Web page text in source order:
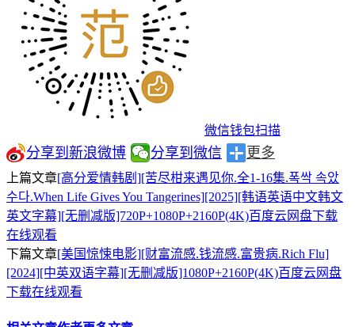
微信钱包扫描
分享到新浪微博 分享到微信 更多
上篇文章[高分爱情韩剧][苦尽柑来遇见你.全1-16集.폭싹 속았
수다.When Life Gives You Tangerines][2025][韩语英语中文韩文
英文字幕][无删减版]720P+1080P+2160P(4K)百度云网盘下载
在线观看
下篇文章[美国惊悚电影][财富流感.钱流感.富贵病.Rich Flu]
[2024][中英双语字幕][无删减版]1080P+2160P(4K)百度云网盘
下载在线观看